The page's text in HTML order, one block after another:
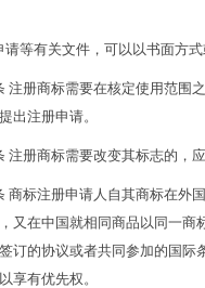
请等有关文件，可以以书面方式
注册商标需要在核定使用范围
出注册申请。
注册商标需要改变其标志的，
商标注册申请人自其商标在外
又在中国就相同商品以同一商
订的协议或者共同参加的国际
享有优先权。